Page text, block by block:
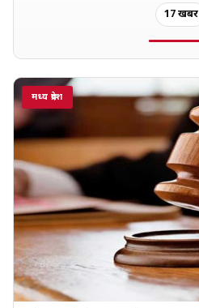
17 खबरें
मध्य प्रदेश